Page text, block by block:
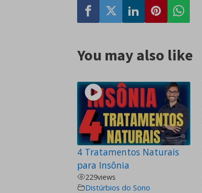
You may also like
4 Tratamentos Naturais
para Insônia
229views
Distúrbios do Sono